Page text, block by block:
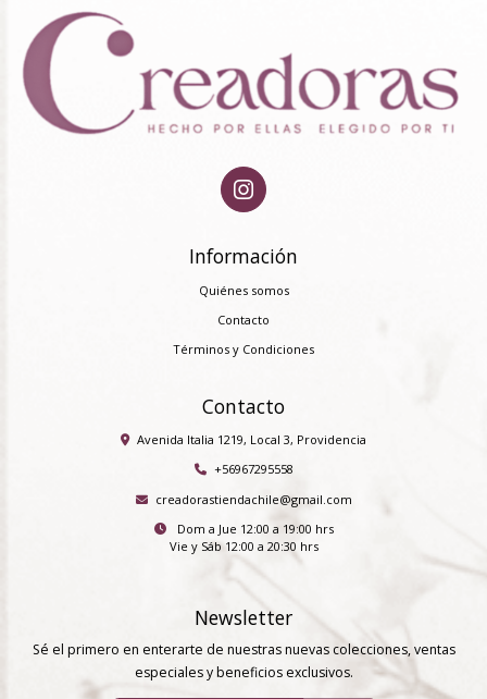
Información
Quiénes somos
Contacto
Términos y Condiciones
Contacto
Avenida Italia 1219, Local 3, Providencia
+56967295558
creadorastiendachile@gmail.com
Dom a Jue 12:00 a 19:00 hrs
Vie y Sáb 12:00 a 20:30 hrs
Newsletter
Sé el primero en enterarte de nuestras nuevas colecciones, ventas
especiales y beneficios exclusivos.